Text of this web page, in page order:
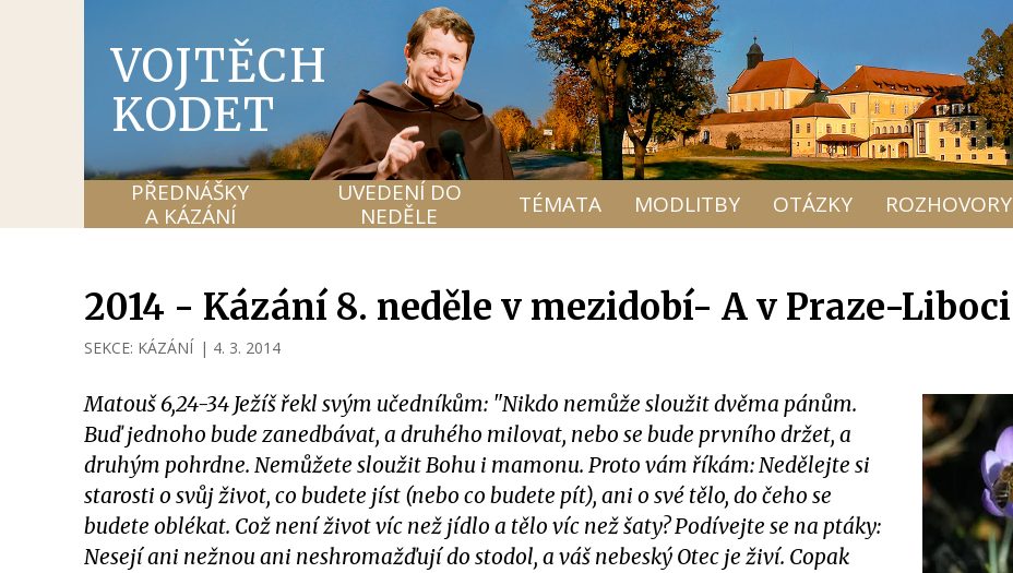
VOJTĚCH
KODET
PŘEDNÁŠKY
A KÁZÁNÍ
UVEDENÍ DO
NEDĚLE
TÉMATA MODLITBY OTÁZKY ROZHOVORY
2014 - Kázání 8. neděle v mezidobí- A v Praze-Liboci
SEKCE: KÁZÁNÍ | 4. 3. 2014
Matouš 6,24-34 Ježíš řekl svým učedníkům: "Nikdo nemůže sloužit dvěma pánům.
Buď jednoho bude zanedbávat, a druhého milovat, nebo se bude prvního držet, a
druhým pohrdne. Nemůžete sloužit Bohu i mamonu. Proto vám říkám: Nedělejte si
starosti o svůj život, co budete jíst (nebo co budete pít), ani o své tělo, do čeho se
budete oblékat. Což není život víc než jídlo a tělo víc než šaty? Podívejte se na ptáky:
Nesejí ani nežnou ani neshromažďují do stodol, a váš nebeský Otec je živí. Copak